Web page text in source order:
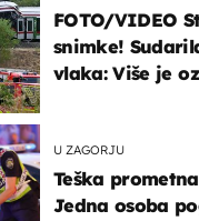
FOTO/VIDEO
snimke!
vlaka: Više je
U ZAGORJU
Teška
Jedna osoba